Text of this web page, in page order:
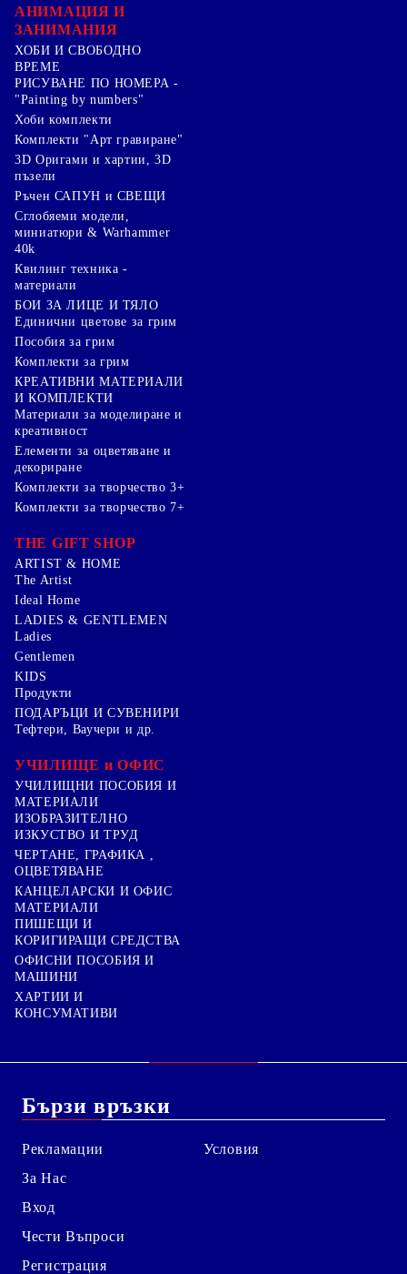
АНИМАЦИЯ И
ЗАНИМАНИЯ
ХОБИ И СВОБОДНО
ВРЕМЕ
РИСУВАНЕ ПО НОМЕРА -
"Painting by numbers"
Хоби комплекти
Комплекти "Арт гравиране"
3D Оригами и хартии, 3D
пъзели
Ръчен САПУН и СВЕЩИ
Сглобяеми модели,
миниатюри & Warhammer
40k
Квилинг техника -
материали
БОИ ЗА ЛИЦЕ И ТЯЛО
Единични цветове за грим
Пособия за грим
Комплекти за грим
КРЕАТИВНИ МАТЕРИАЛИ
И КОМПЛЕКТИ
Mатериали за моделиране и
креативност
Елементи за оцветяване и
декориране
Комплекти за творчество 3+
Комплекти за творчество 7+
THE GIFT SHOP
ARTIST & HOME
The Artist
Ideal Home
LADIES & GENTLEMEN
Ladies
Gentlemen
KIDS
Продукти
ПОДАРЪЦИ И СУВЕНИРИ
Тефтери, Ваучери и др.
УЧИЛИЩЕ и ОФИС
УЧИЛИЩНИ ПОСОБИЯ И
МАТЕРИАЛИ
ИЗОБРАЗИТЕЛНО
ИЗКУСТВО И ТРУД
ЧЕРТАНЕ, ГРАФИКА ,
ОЦВЕТЯВАНЕ
КАНЦЕЛАРСКИ И ОФИС
МАТЕРИАЛИ
ПИШЕЩИ И
КОРИГИРАЩИ СРЕДСТВА
ОФИСНИ ПОСОБИЯ И
МАШИНИ
ХАРТИИ И
КОНСУМАТИВИ
Бързи връзки
Рекламации
За Нас
Вход
Чести Въпроси
Регистрация
Условия